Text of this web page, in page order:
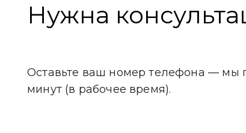
Нужна
Оставьте ваш номер телефона — мы
минут (в рабочее время).